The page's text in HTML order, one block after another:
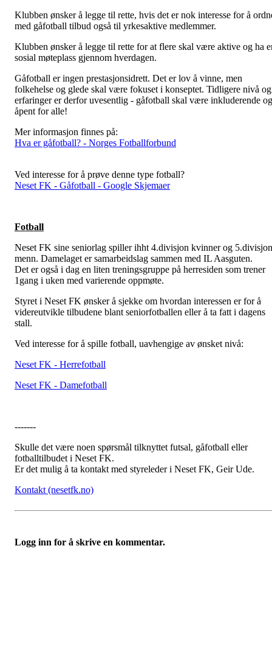
Klubben ønsker å legge til rette, hvis det er nok interesse for å
med gåfotball tilbud også til yrkesaktive medlemmer.
Klubben ønsker å legge til rette for at flere skal være aktive og ha
sosial møteplass gjennom hverdagen.
Gåfotball er ingen prestasjonsidrett. Det er lov å vinne, men
folkehelse og glede skal være fokuset i konseptet. Tidligere nivå og
erfaringer er derfor uvesentlig - gåfotball skal være inkluderende og
åpent for alle!
Mer informasjon finnes på:
Hva er gåfotball? - Norges Fotballforbund
Ved interesse for å prøve denne type fotball?
Neset FK - Gåfotball - Google Skjemaer
Fotball
Neset FK sine seniorlag spiller ihht 4.divisjon kvinner og 5.divisjon
menn. Damelaget er samarbeidslag sammen med IL Aasguten.
Det er også i dag en liten treningsgruppe på herresiden som trener
1gang i uken med varierende oppmøte.
Styret i Neset FK ønsker å sjekke om hvordan interessen er for å
videreutvikle tilbudene blant seniorfotballen eller å ta fatt i dagens
stall.
Ved interesse for å spille fotball, uavhengige av ønsket nivå:
Neset FK - Herrefotball
Neset FK - Damefotball
-------
Skulle det være noen spørsmål tilknyttet futsal, gåfotball eller
fotballtilbudet i Neset FK.
Er det mulig å ta kontakt med styreleder i Neset FK, Geir Ude.
Kontakt (nesetfk.no)
Logg inn for å skrive en kommentar.